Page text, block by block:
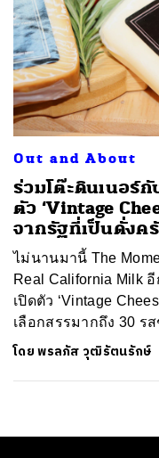
Out and About
ร่วมโต๊ะดินเนอร์
ตัว ‘Vintage
จากรัฐที่เป็นดั่งค
ไม่นานมานี้ The
Real California Milk
เปิดตัว ‘Vintage
เลือกสรรมากถึง 30 ร
โดยพรลภัส วุฒิรัตนรักษ์
ค้นหา
SHARE